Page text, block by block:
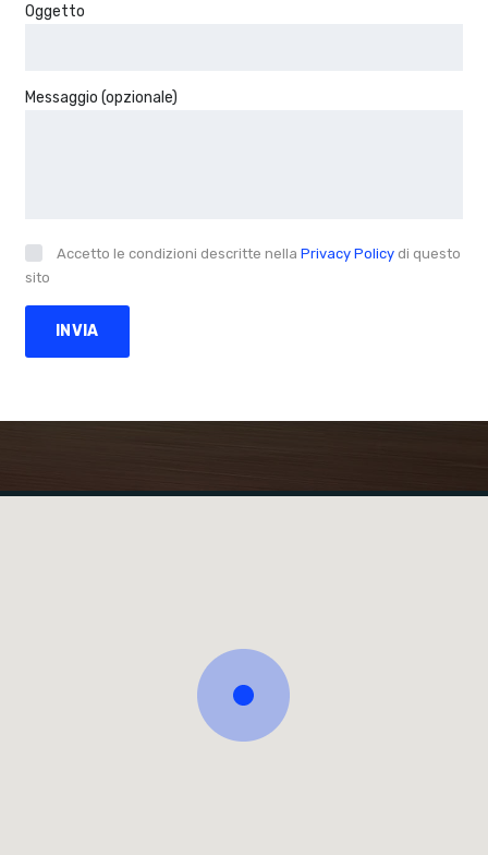
Oggetto
Messaggio (opzionale)
Accetto le condizioni descritte nella Privacy Policy di questo
sito